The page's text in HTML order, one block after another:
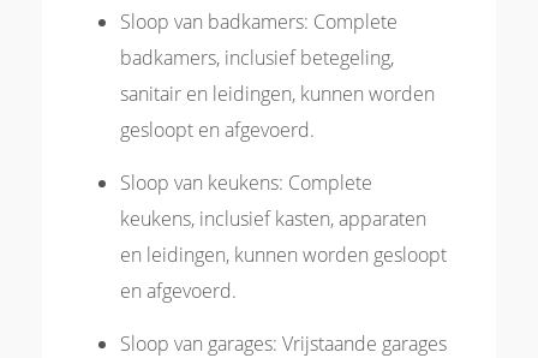
Sloop van badkamers: Complete
badkamers, inclusief betegeling,
sanitair en leidingen, kunnen worden
gesloopt en afgevoerd.
Sloop van keukens: Complete
keukens, inclusief kasten, apparaten
en leidingen, kunnen worden gesloopt
en afgevoerd.
Sloop van garages: Vrijstaande garages